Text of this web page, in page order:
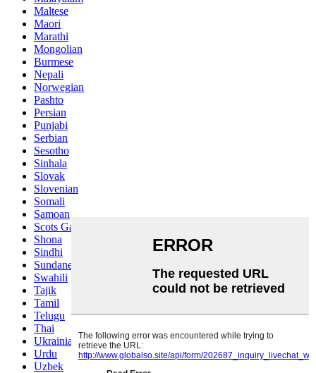
Maltese
Maori
Marathi
Mongolian
Burmese
Nepali
Norwegian
Pashto
Persian
Punjabi
Serbian
Sesotho
Sinhala
Slovak
Slovenian
Somali
Samoan
Scots Gaelic
Shona
Sindhi
Sundanese
Swahili
Tajik
Tamil
Telugu
Thai
Ukrainian
Urdu
Uzbek